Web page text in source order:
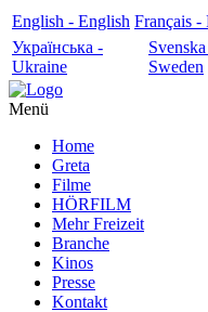
English - English Français -
Українська -
Ukraine
Sweden
Menü
Home
Greta
Filme
HÖRFILM
Mehr Freizeit
Branche
Kinos
Presse
Kontakt